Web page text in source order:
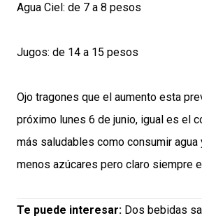
Agua Ciel: de 7 a 8 pesos
Jugos: de 14 a 15 pesos
Ojo tragones que el aumento esta
próximo lunes 6 de junio, igual es el
más saludables como consumir agua
menos azúcares pero claro siempre
Te puede interesar: Dos bebidas